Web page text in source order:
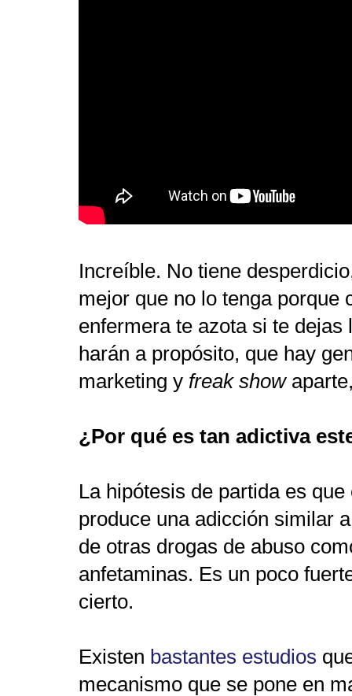
Increíble. No tiene
mejor que no lo tenga porque
enfermera te azota si te
harán a propósito, que hay
marketing y freak show
¿Por qué es tan adictiva
La hipótesis de partida es
produce una adicción similar
de otras drogas de abuso
anfetaminas. Es un poco
cierto.
Existen bastantes estudios
mecanismo que se pone en